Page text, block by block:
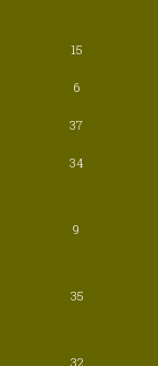
15
6
37
34
9
35
32